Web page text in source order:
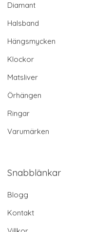
Diamant
Halsband
Hängsmycken
Klockor
Matsliver
Örhängen
Ringar
Varumärken
Snabblänkar
Blogg
Kontakt